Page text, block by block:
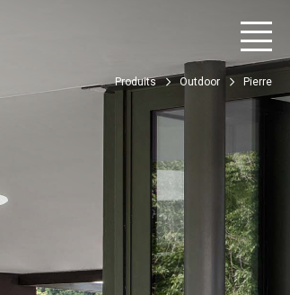
Produits Outdoor Pierre